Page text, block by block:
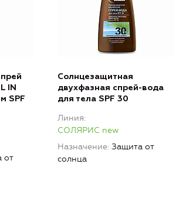
IN
SPF
от
Солнцезащитная
двухфазная спрей-вода
для тела SPF 30
Линия
СОЛЯРИС new
Назначение Защита от
солнца